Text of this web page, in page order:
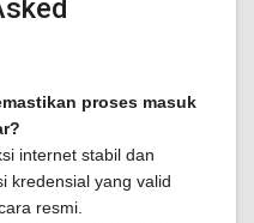
proses masuk
internet stabil dan
kredensial yang valid
resmi.